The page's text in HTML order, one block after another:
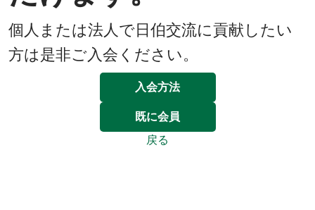
個人または法人で日伯交流に貢献したい
方は是非ご入会ください。
入会方法
既に会員
戻る